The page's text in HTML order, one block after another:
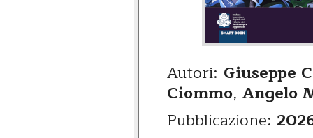
Autori: Giuseppe
Ciommo, Angelo
Pubblicazione: